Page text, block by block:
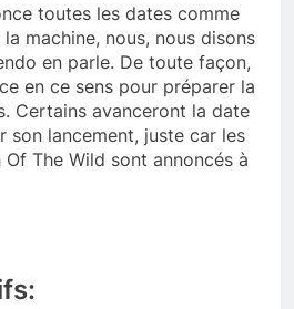
toutes les dates comme
machine, nous, nous disons
en parle. De toute façon,
en ce sens pour préparer la
Certains avanceront la date
son lancement, juste car les
The Wild sont annoncés à